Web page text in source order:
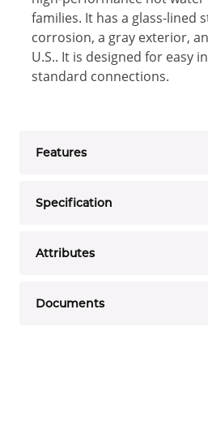
families. It has a glass-lined
corrosion, a gray exterior,
U.S.. It is designed for easy
standard connections.
Features
Specification
Attributes
Documents